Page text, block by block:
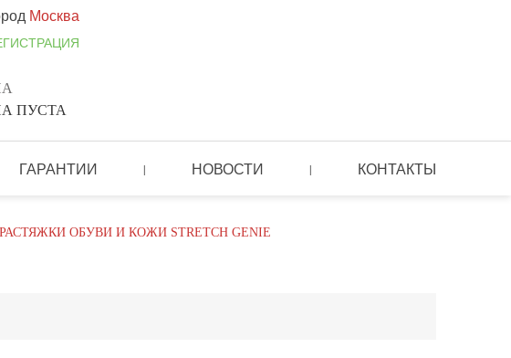
Москва
ПУСТА
ГАРАНТИИ | НОВОСТИ | КОНТАКТЫ
ОБУВИ И КОЖИ STRETCH GENIE